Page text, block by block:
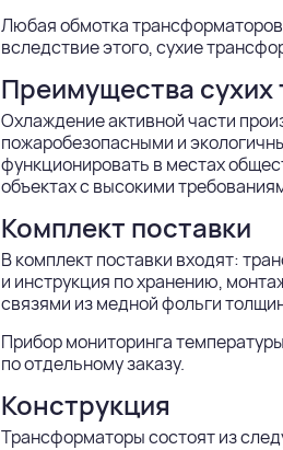
Любая обмотка
вследствие этого, сухие
Преимущества
Охлаждение активной части
пожаробезопасными и
функционировать в местах
объектах с высокими
Комплект поставки
В комплект поставки входят:
и инструкция по хранению,
связями из медной фольги
Прибор мониторинга
по отдельному заказу.
Конструкция
Трансформаторы состоят из